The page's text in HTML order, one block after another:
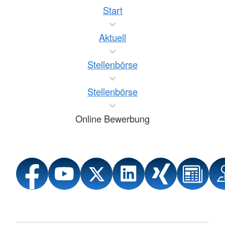
Start
Aktuell
Stellenbörse
Stellenbörse
Online Bewerbung